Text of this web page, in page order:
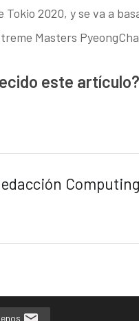
Tokio 2020, y se va a
Masters
este artículo?
Computing